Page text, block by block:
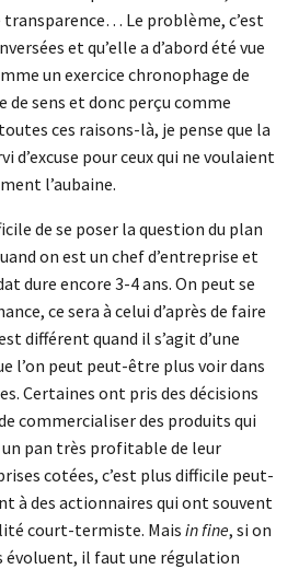
transparence… Le problème, c’est
et qu’elle a d’abord été vue
un exercice chronophage de
de sens et donc perçu comme
ces raisons-là, je pense que la
d’excuse pour ceux qui ne voulaient
l’aubaine.
de se poser la question du plan
on est un chef d’entreprise et
dure encore 3-4 ans. On peut se
ce sera à celui d’après de faire
différent quand il s’agit d’une
l’on peut peut-être plus voir dans
Certaines ont pris des décisions
commercialiser des produits qui
pan très profitable de leur
cotées, c’est plus difficile peut-
à des actionnaires qui ont souvent
court-termiste. Mais in fine, si on
évoluent, il faut une régulation